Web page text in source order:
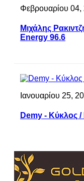
Φεβρουαρίου 04,
Μιχάλης
Energy 96.6
Ιανουαρίου 25,
Demy - Κύκλος